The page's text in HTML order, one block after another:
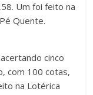
Um foi feito na
Quente.
cinco
com 100 cotas,
na Lotérica